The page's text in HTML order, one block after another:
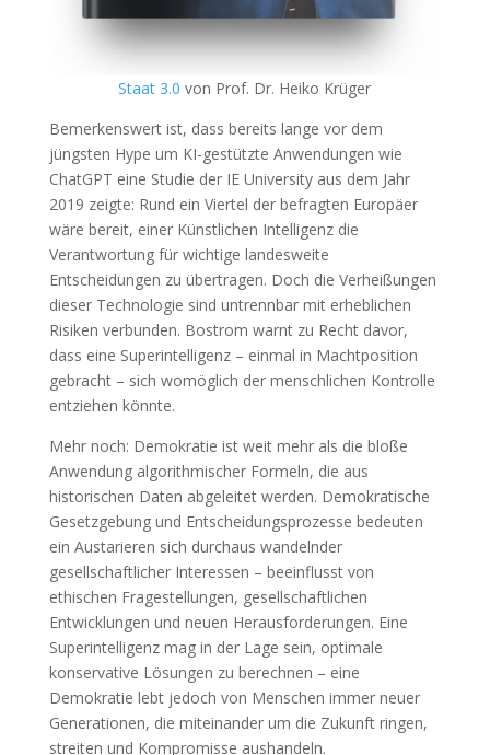
Staat 3.0 von Prof. Dr. Heiko Krüger
Bemerkenswert ist, dass bereits lange vor dem
jüngsten Hype um KI-gestützte Anwendungen wie
ChatGPT eine Studie der IE University aus dem Jahr
2019 zeigte: Rund ein Viertel der befragten Europäer
wäre bereit, einer Künstlichen Intelligenz die
Verantwortung für wichtige landesweite
Entscheidungen zu übertragen. Doch die Verheißungen
dieser Technologie sind untrennbar mit erheblichen
Risiken verbunden. Bostrom warnt zu Recht davor,
dass eine Superintelligenz – einmal in Machtposition
gebracht – sich womöglich der menschlichen Kontrolle
entziehen könnte.
Mehr noch: Demokratie ist weit mehr als die bloße
Anwendung algorithmischer Formeln, die aus
historischen Daten abgeleitet werden. Demokratische
Gesetzgebung und Entscheidungsprozesse bedeuten
ein Austarieren sich durchaus wandelnder
gesellschaftlicher Interessen – beeinflusst von
ethischen Fragestellungen, gesellschaftlichen
Entwicklungen und neuen Herausforderungen. Eine
Superintelligenz mag in der Lage sein, optimale
konservative Lösungen zu berechnen – eine
Demokratie lebt jedoch von Menschen immer neuer
Generationen, die miteinander um die Zukunft ringen,
streiten und Kompromisse aushandeln.